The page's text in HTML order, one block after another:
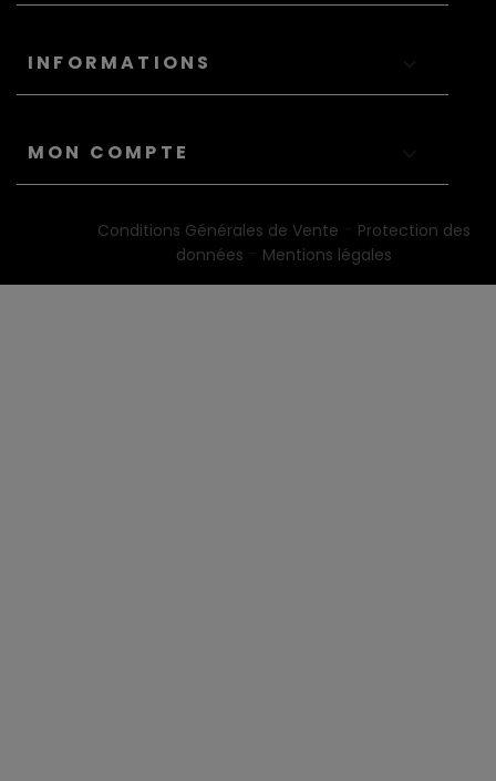
INFORMATIONS
MON COMPTE
Conditions Générales de Vente
Protection des
données
Mentions légales